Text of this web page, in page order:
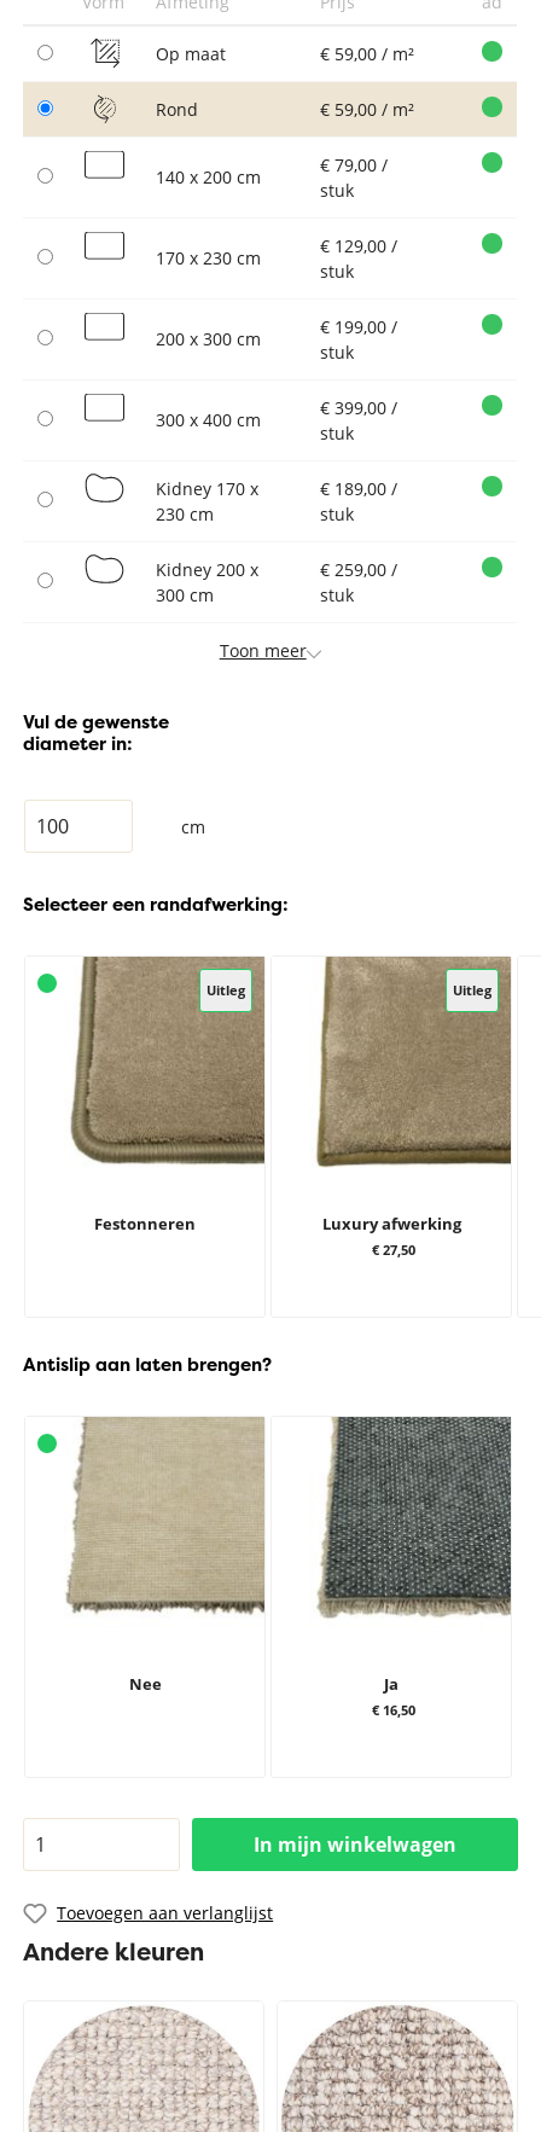
Op maat € 59,00 / m²
Rond € 59,00 / m²
140 x 200 cm
€ 79,00 /
stuk
170 x 230 cm
€ 129,00 /
stuk
200 x 300 cm
€ 199,00 /
stuk
300 x 400 cm
€ 399,00 /
stuk
Kidney 170 x
230 cm
€ 189,00 /
stuk
Kidney 200 x
300 cm
€ 259,00 /
stuk
Toon meer
Vul de gewenste
diameter in:
cm
Selecteer een randafwerking:
Uitleg
Festonneren
Uitleg
Luxury afwerking
€ 27,50
Antislip aan laten brengen?
Nee Ja
€ 16,50
In mijn winkelwagen
Toevoegen aan verlanglijst
Andere kleuren